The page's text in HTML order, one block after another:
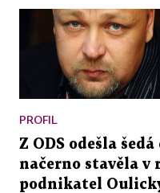
PROFIL
Z ODS odešla
načerno stavěla v
podnikatel